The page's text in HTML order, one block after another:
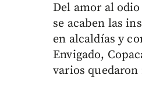
Del amor al
se acaben las
en alcaldías y
Envigado,
varios